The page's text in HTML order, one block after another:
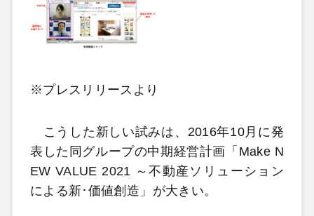
※プレスリリースより
こうした新しい試みは、2016年10月に発
表した同グループの中期経営計画「Make N
EW VALUE 2021 ～不動産ソリューション
による新･価値創造」が大きい。